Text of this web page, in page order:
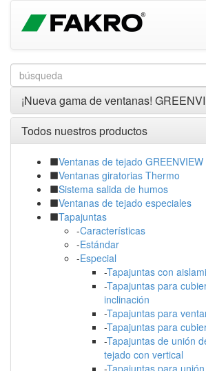
¡Nueva gama de ventanas!
Todos nuestros productos
Ventanas de tejado GREENVIEW
Ventanas giratorias Thermo
Sistema salida de humos
Ventanas de tejado especiales
Tapajuntas
-Características
-Estándar
-Especial
-Tapajuntas con
-Tapajuntas para
inclinación
-Tapajuntas para
-Tapajuntas para
-Tapajuntas de unión
tejado con vertical